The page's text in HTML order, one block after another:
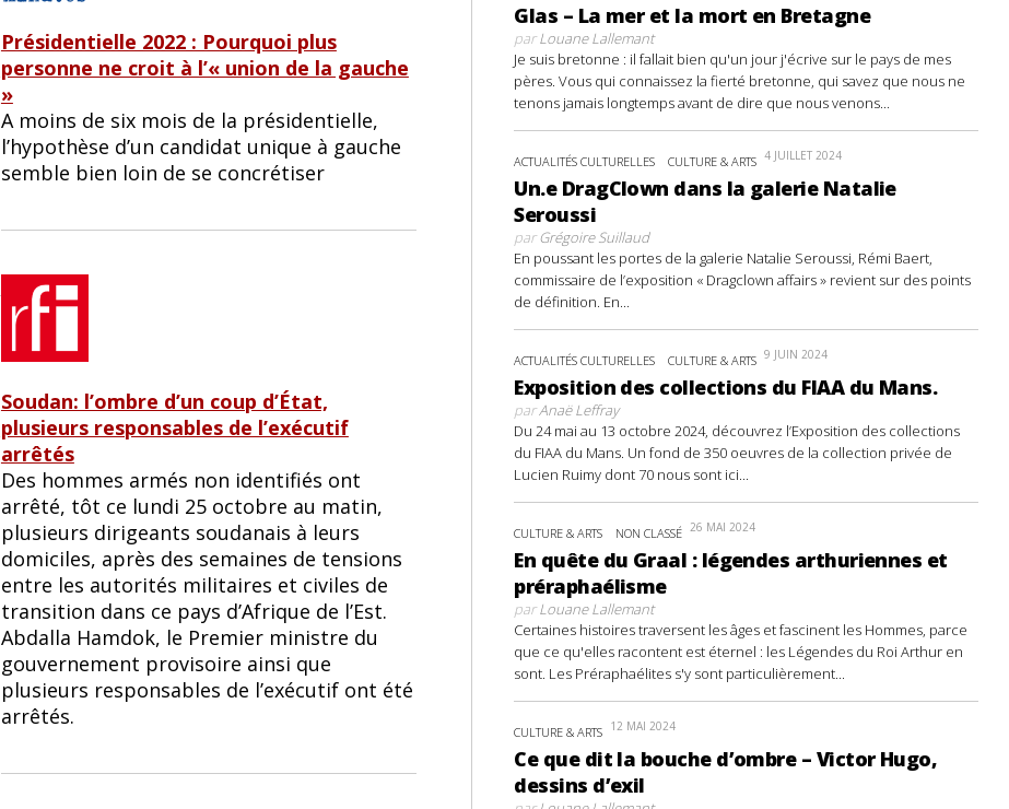
Présidentielle 2022 : Pourquoi plus
personne ne croit à l’« union de la gauche
»
A moins de six mois de la présidentielle,
l’hypothèse d’un candidat unique à gauche
semble bien loin de se concrétiser
Soudan: l’ombre d’un coup d’État,
plusieurs responsables de l’exécutif
arrêtés
Des hommes armés non identifiés ont
arrêté, tôt ce lundi 25 octobre au matin,
plusieurs dirigeants soudanais à leurs
domiciles, après des semaines de tensions
entre les autorités militaires et civiles de
transition dans ce pays d’Afrique de l’Est.
Abdalla Hamdok, le Premier ministre du
gouvernement provisoire ainsi que
plusieurs responsables de l’exécutif ont été
arrêtés.
Glas – La mer et la mort en Bretagne
parLouane Lallemant
Je suis bretonne : il fallait bien qu'un jour j'écrive sur le pays de mes
pères. Vous qui connaissez la fierté bretonne, qui savez que nous ne
tenons jamais longtemps avant de dire que nous venons...
ACTUALITÉS CULTURELLES CULTURE & ARTS 4 JUILLET 2024
Un.e DragClown dans la galerie Natalie
Seroussi
parGrégoire Suillaud
En poussant les portes de la galerie Natalie Seroussi, Rémi Baert,
commissaire de l’exposition « Dragclown affairs » revient sur des points
de définition. En...
ACTUALITÉS CULTURELLES CULTURE & ARTS 9 JUIN 2024
Exposition des collections du FIAA du Mans.
parAnaë Leffray
Du 24 mai au 13 octobre 2024, découvrez l’Exposition des collections
du FIAA du Mans. Un fond de 350 oeuvres de la collection privée de
Lucien Ruimy dont 70 nous sont ici...
CULTURE & ARTS NON CLASSÉ 26 MAI 2024
En quête du Graal : légendes arthuriennes et
préraphaélisme
parLouane Lallemant
Certaines histoires traversent les âges et fascinent les Hommes, parce
que ce qu'elles racontent est éternel : les Légendes du Roi Arthur en
sont. Les Préraphaélites s'y sont particulièrement...
CULTURE & ARTS 12 MAI 2024
Ce que dit la bouche d’ombre – Victor Hugo,
dessins d’exil